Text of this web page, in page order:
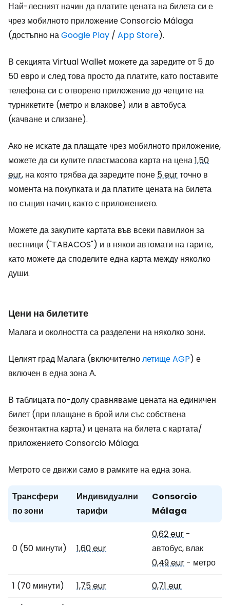
Най-лесният начин да платите цената на билета си е
чрез мобилното приложение Consorcio Málaga
(достъпно наGoogle Play / App Store).
В секциятаVirtual Wallet можете да заредите от 5 до
50 евро и след това просто да платите, като поставите
телефона си с отворено приложение до четците на
турникетите (метро и влакове) или в автобуса
(качване и слизане).
Ако не искате да плащате чрез мобилното приложение,
можете да си купите пластмасова карта на цена1,50
eur, на която трябва да заредите поне5 eurточно в
момента на покупката и да платите цената на билета
по същия начин, както с приложението.
Можете да закупите картата във всеки павилион за
вестници ("TABACOS") и в някои автомати на гарите,
като можете да споделите една карта между няколко
души.
Цени на билетите
Малага и околността са разделени на няколко зони.
Целият град Малага (включителнолетище AGP) е
включен в една зона А.
В таблицата по-долу сравняваме цената на единичен
билет (при плащане в брой или със собствена
безконтактна карта) и цената на билета с картата/
приложението Consorcio Málaga.
Метрото се движи само в рамките на една зона.
Трансфери
по зони
Индивидуални
тарифи
Consorcio
Málaga
0 (50 минути) 1,60 eur
0,62 eur -
автобус, влак
0,49 eur - метро
1 (70 минути)
1,75 eur
0,71 eur